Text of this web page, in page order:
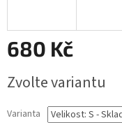
680 Kč
cena:
Zvolte variantu
Varianta